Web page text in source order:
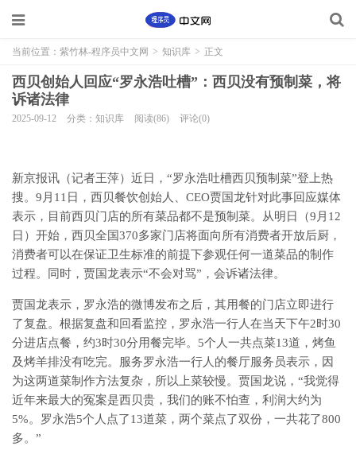
当前位置： 紫竹林-程序员中文网 > 知识库 > 正文
西贝创始人回应“罗永浩吐槽”：西贝没有预制菜，将
诉诸法律
2025-09-12 分类：知识库 阅读(86) 评论(0)
新京报讯（记者王萍）近日，“罗永浩吐槽西贝预制菜”登上热
搜。9月11日，西贝餐饮创始人、CEO贾国龙针对此事回应媒体
表示，目前西贝门店的所有菜品都不是预制菜。从明日（9月12
日）开始，西贝全国370多家门店将面向所有消费者开放后厨，
消费者可以在保证卫生标准的前提下参观任何一道菜品的制作
过程。同时，贾国龙表示“不会对骂”，会诉诸法律。
贾国龙表示，罗永浩的微博发布之后，其用餐的门店立即进行
了复盘。根据复盘和回看监控，罗永浩一行人在当天下午2时30
分进店点餐，约3时30分用餐完毕。5个人一共点菜13道，烤鱼
及烤羊排没有吃完。服务罗永浩一行人的餐厅服务员表示，因
为这两道菜制作方法复杂，所以上菜较慢。贾国龙说，“我觉得
近年来最大的冤案是西贝贵，我们的账不怕查，利润大约为
5%。罗永浩5个人点了13道菜，两个菜点了双份，一共花了800
多。”